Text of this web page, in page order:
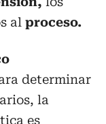
al proceso.
determinar
la
es